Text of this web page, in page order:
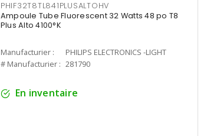
PHIF32T8TL841PLUSALTOHV
Ampoule Tube Fluorescent 32 Watts 48 po T8
Plus Alto 4100°K
Manufacturier :
PHILIPS ELECTRONICS -LIGHT
# Manufacturier : 281790
En inventaire